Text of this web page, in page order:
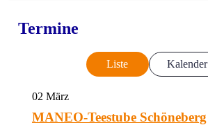
Termine
Liste Kalender
02 März
MANEO-Teestube Schöneberg